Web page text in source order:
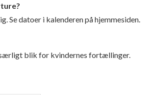
Se datoer i kalenderen på hjemmesiden.
blik for kvindernes fortællinger.